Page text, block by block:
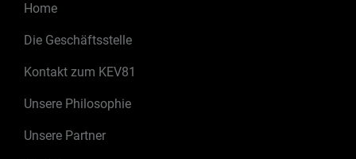
Home
Die Geschäftsstelle
Kontakt zum KEV81
Unsere Philosophie
Unsere Partner